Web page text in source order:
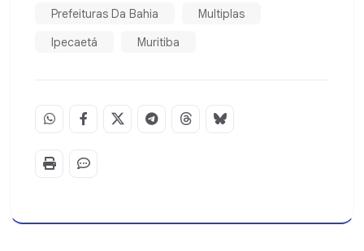
Prefeituras Da Bahia
Multiplas
Ipecaetá
Muritiba